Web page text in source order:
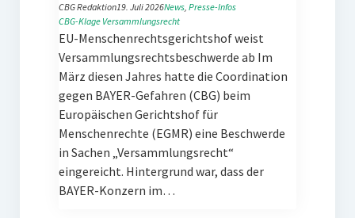
CBG Redaktion19. Juli 2026News, Presse-Infos
CBG-Klage Versammlungsrecht
EU-Menschenrechtsgerichtshof weist
Versammlungsrechtsbeschwerde ab Im
März diesen Jahres hatte die Coordination
gegen BAYER-Gefahren (CBG) beim
Europäischen Gerichtshof für
Menschenrechte (EGMR) eine Beschwerde
in Sachen „Versammlungsrecht“
eingereicht. Hintergrund war, dass der
BAYER-Konzern im…